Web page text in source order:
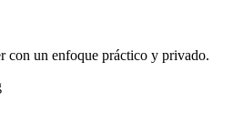
con un enfoque práctico y privado.